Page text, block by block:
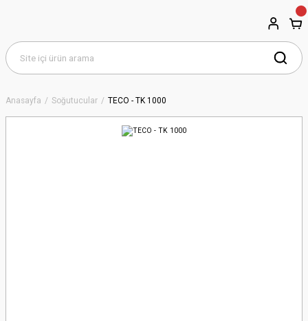
Anasayfa Soğutucular TECO - TK 1000